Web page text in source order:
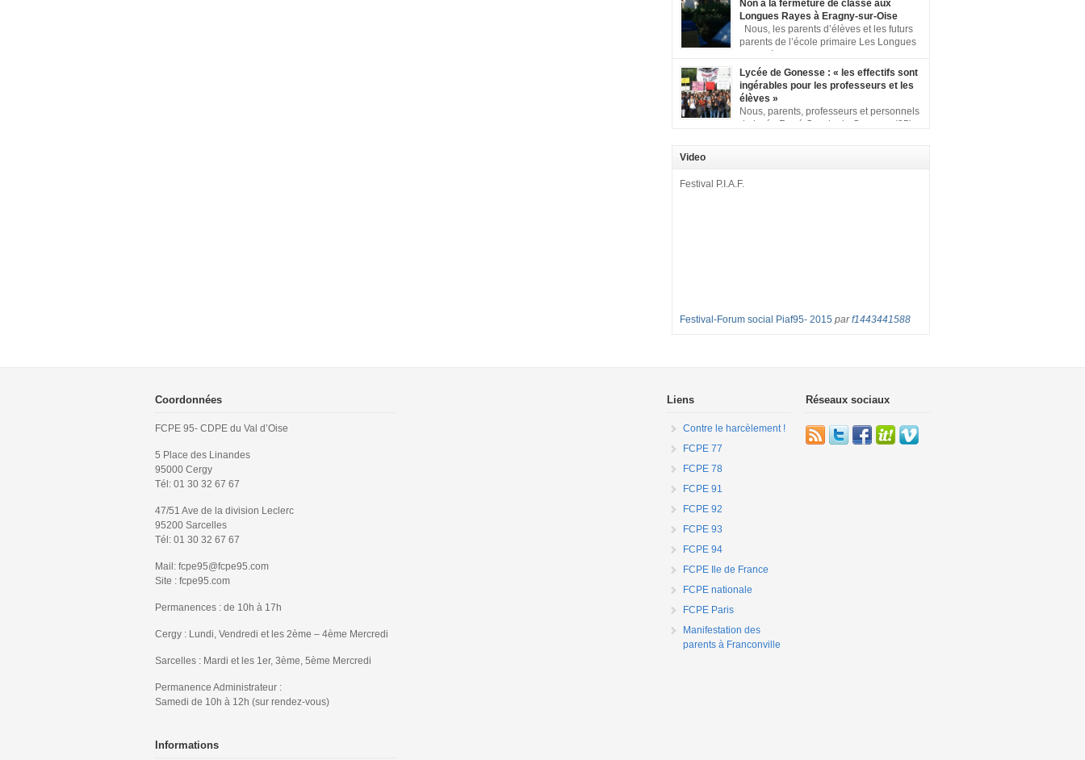
confiance ». Pour vous aider à organiser les actions
localement, la FCPE met à votre disposition ce kit de
mobilisation comprenant : 1 affiche appelant […]
Non à la fermeture de classe aux
Longues Rayes à Eragny-sur-Oise
Nous, les parents d’élèves et les futurs
parents de l’école primaire Les Longues
cette pétition pour dire « NON à la fermeture de classe
aux Longues Rayes ». Non à la dégradation continue
des conditions d’accueil et d’apprentissage de nos
enfants à l’école primaire. Chaque enfant a droit à […]
Lycée de Gonesse : « les effectifs sont
ingérables pour les professeurs et les
élèves »
Nous, parents, professeurs et personnels
du lycée René Cassin de Gonesse (95),
dénoncer les classes surchargées, en cette rentrée
et 35 élèves ! – de nombreuses classes de première et
Video
Festival P.I.A.F.
Festival-Forum social Piaf95- 2015 parf1443441588
Coordonnées
FCPE 95- CDPE du Val d’Oise
5 Place des Linandes
95000 Cergy
Tél: 01 30 32 67 67
47/51 Ave de la division Leclerc
95200 Sarcelles
Tél: 01 30 32 67 67
Mail: fcpe95@fcpe95.com
Site : fcpe95.com
Permanences : de 10h à 17h
Cergy : Lundi, Vendredi et les 2ème – 4ème Mercredi
Sarcelles : Mardi et les 1er, 3ème, 5ème Mercredi
Permanence Administrateur :
Samedi de 10h à 12h (sur rendez-vous)
Informations
Liens
Contre le harcèlement !
FCPE 77
FCPE 78
FCPE 91
FCPE 92
FCPE 93
FCPE 94
FCPE Ile de France
FCPE nationale
FCPE Paris
Manifestation des
parents à Franconville
Réseaux sociaux